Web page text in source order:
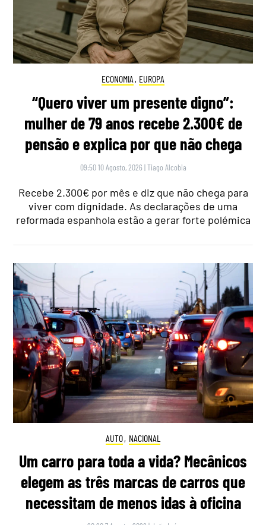
ECONOMIA , EUROPA
“Quero viver um presente digno”:
mulher de 79 anos recebe 2.300€ de
pensão e explica por que não chega
09:50 10 Agosto, 2026 |Tiago Alcobia
Recebe 2.300€ por mês e diz que não chega para
viver com dignidade. As declarações de uma
reformada espanhola estão a gerar forte polémica
AUTO, NACIONAL
Um carro para toda a vida? Mecânicos
elegem as três marcas de carros que
necessitam de menos idas à oficina